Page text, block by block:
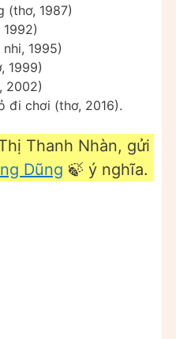
(thơ, 1987)
1995)
1999)
2002)
đi chơi (thơ, 2016).
Thanh Nhàn, gửi
Dũng 🍃 ý nghĩa.